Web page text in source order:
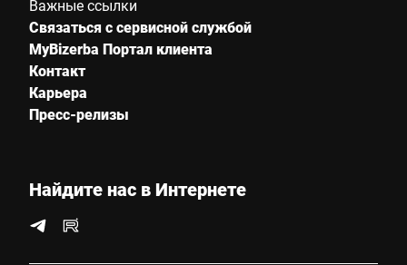
Важные ссылки
Связаться с сервисной службой
MyBizerba Портал клиента
Контакт
Карьера
Пресс-релизы
Найдите нас в Интернете